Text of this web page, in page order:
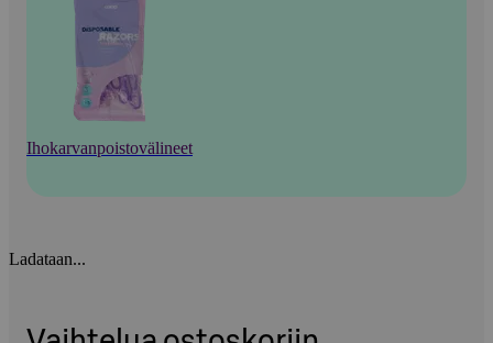
Ihokarvanpoistovälineet
Ladataan...